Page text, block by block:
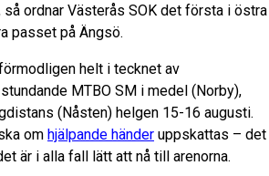
ordnar Västerås SOK det första i östra
passet på Ängsö.
helt i tecknet av
MTBO SM i medel (Norby),
(Nåsten) helgen 15-16 augusti.
om hjälpande händer uppskattas – det
är i alla fall lätt att nå till arenorna.